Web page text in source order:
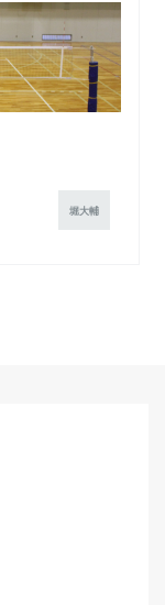
堀大輔